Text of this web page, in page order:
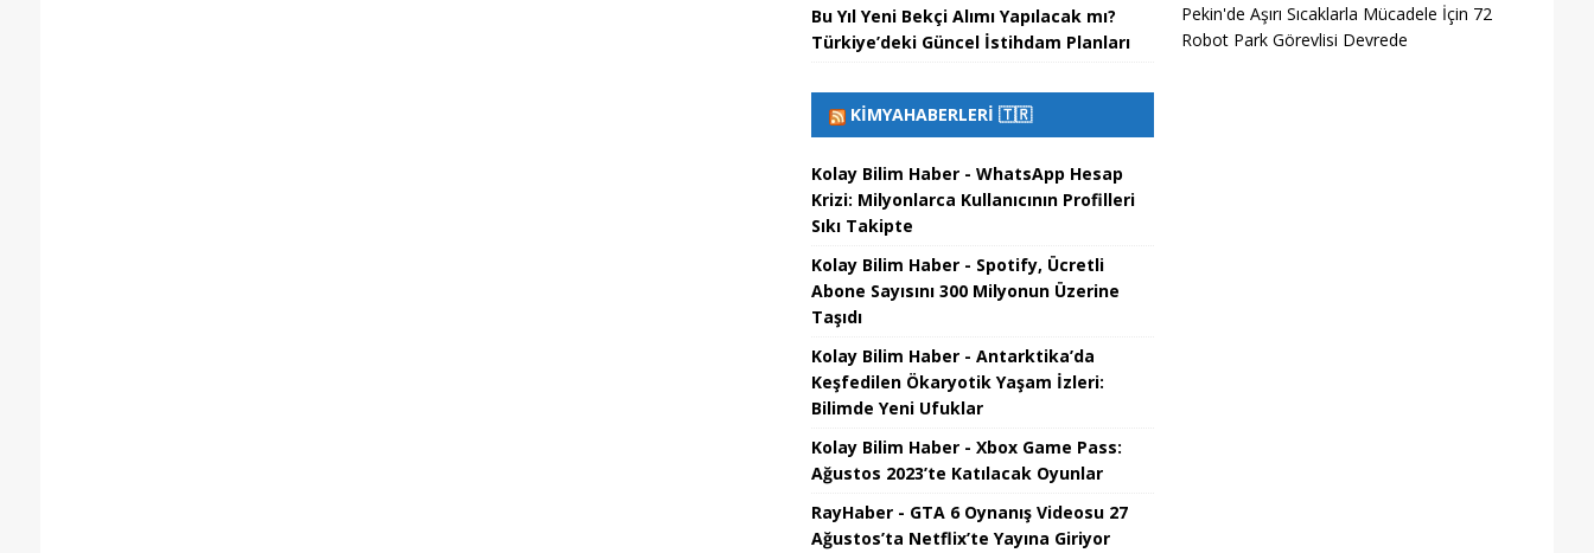
Bu Yıl Yeni Bekçi Alımı Yapılacak mı?
Türkiye’deki Güncel İstihdam Planları
KIMYAHABERLERI 🇹🇷
Kolay Bilim Haber - WhatsApp Hesap
Krizi: Milyonlarca Kullanıcının Profilleri
Sıkı Takipte
Kolay Bilim Haber - Spotify, Ücretli
Abone Sayısını 300 Milyonun Üzerine
Taşıdı
Kolay Bilim Haber - Antarktika’da
Keşfedilen Ökaryotik Yaşam İzleri:
Bilimde Yeni Ufuklar
Kolay Bilim Haber - Xbox Game Pass:
Ağustos 2023’te Katılacak Oyunlar
RayHaber - GTA 6 Oynanış Videosu 27
Ağustos’ta Netflix’te Yayına Giriyor
Pekin'de Aşırı Sıcaklarla Mücadele İçin 72
Robot Park Görevlisi Devrede